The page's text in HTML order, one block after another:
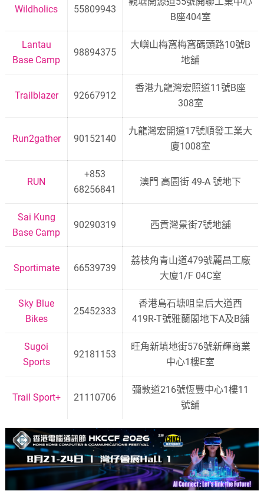
Wildholics 55809943
B座404室
Lantau
Base Camp
98894375
大嶼山梅窩梅窩碼頭路10號B
地舖
Trailblazer 92667912
香港九龍灣宏照道11號B座
308室
Run2gather 90152140
九龍灣宏開道17號順發工業大
廈1008室
RUN
+853
68256841
澳門 高園街 49-A 號地下
Sai Kung
Base Camp
90290319 西貢灣景街7號地舖
Sportimate 66539739
荔枝角青山道479號麗昌工廠
大廈1/F 04C室
Sky Blue
Bikes
25452333
香港島石塘咀皇后大道西
419R-T號雅蘭閣地下A及B舖
Sugoi
Sports
92181153
旺角新填地街576號新輝商業
中心1樓E室
Trail Sport+ 21110706
彌敦道216號恆豐中心1樓11
號舖